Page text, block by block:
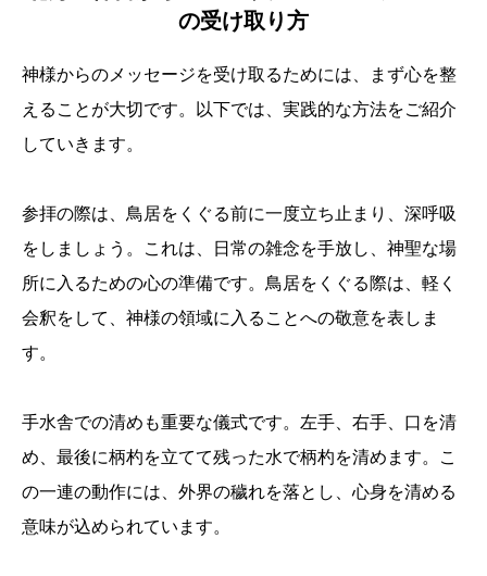
の受け取り方
神様からのメッセージを受け取るためには、まず心を整
えることが大切です。以下では、実践的な方法をご紹介
していきます。
参拝の際は、鳥居をくぐる前に一度立ち止まり、深呼吸
をしましょう。これは、日常の雑念を手放し、神聖な場
所に入るための心の準備です。鳥居をくぐる際は、軽く
会釈をして、神様の領域に入ることへの敬意を表しま
す。
手水舎での清めも重要な儀式です。左手、右手、口を清
め、最後に柄杓を立てて残った水で柄杓を清めます。こ
の一連の動作には、外界の穢れを落とし、心身を清める
意味が込められています。